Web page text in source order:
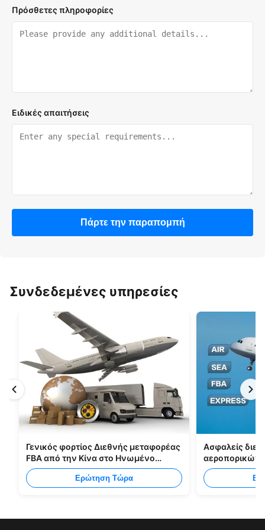
Πρόσθετες πληροφορίες
Ειδικές απαιτήσεις
Πάρτε την παραπομπή
Συνδεδεμένες υπηρεσίες
Γενικός φορτίος Διεθνής μεταφορέας
FBA από την Κίνα στο Ηνωμένο
Βασίλειο Ιταλία Πορτογαλία
Ερώτηση Τώρα
Ασφαλείς
αεροπορικών
FBA Κίνα